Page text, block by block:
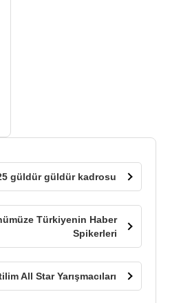
güldür güldür kadrosu
Türkiyenin Haber
Spikerleri
All Star Yarışmacıları